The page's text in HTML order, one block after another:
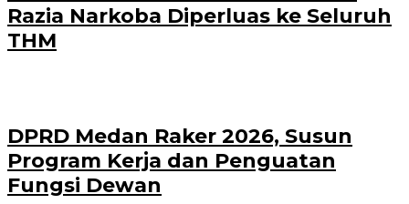
Razia Narkoba Diperluas ke Seluruh
THM
DPRD Medan Raker 2026, Susun
Program Kerja dan Penguatan
Fungsi Dewan